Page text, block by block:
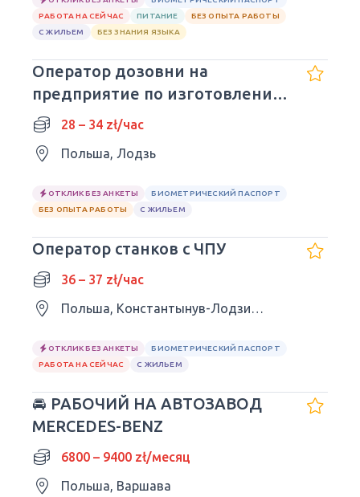
РАБОТА НА СЕЙЧАС
ПИТАНИЕ
БЕЗ ОПЫТА РАБОТЫ
С ЖИЛЬЕМ
БЕЗ ЗНАНИЯ ЯЗЫКА
Оператор дозовни на
предприятие по изготовлению
сладостей
28 – 34 zł/час
Польша, Лодзь
ОТКЛИК БЕЗ АНКЕТЫ
БИОМЕТРИЧЕСКИЙ ПАСПОРТ
БЕЗ ОПЫТА РАБОТЫ
С ЖИЛЬЕМ
Оператор станков с ЧПУ
36 – 37 zł/час
Польша, Константынув-Лодзинский
ОТКЛИК БЕЗ АНКЕТЫ
БИОМЕТРИЧЕСКИЙ ПАСПОРТ
РАБОТА НА СЕЙЧАС
С ЖИЛЬЕМ
🚘 РАБОЧИЙ НА АВТОЗАВОД
MERCEDES-BENZ
6800 – 9400 zł/месяц
Польша, Варшава